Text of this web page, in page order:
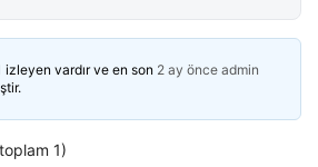
izleyen vardır ve en son 2 ay önce admin
1)